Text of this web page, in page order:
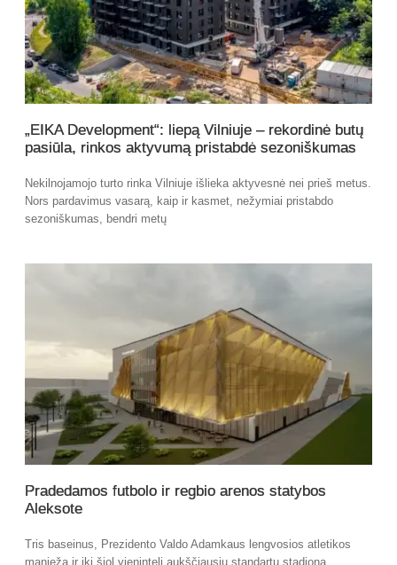
„EIKA Development“: liepą Vilniuje – rekordinė butų
pasiūla, rinkos aktyvumą pristabdė sezoniškumas
Nekilnojamojo turto rinka Vilniuje išlieka aktyvesnė nei prieš metus.
Nors pardavimus vasarą, kaip ir kasmet, nežymiai pristabdo
sezoniškumas, bendri metų
Pradedamos futbolo ir regbio arenos statybos
Aleksote
Tris baseinus, Prezidento Valdo Adamkaus lengvosios atletikos
maniežą ir iki šiol vienintelį aukščiausių standartų stadioną